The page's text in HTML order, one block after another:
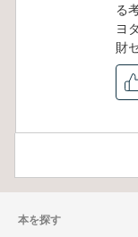
る
ヨ
財
本を探す